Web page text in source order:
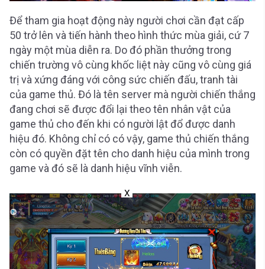
Để tham gia hoạt động này người chơi cần đạt cấp
50 trở lên và tiến hành theo hình thức mùa giải, cứ 7
ngày một mùa diễn ra. Do đó phần thưởng trong
chiến trường vô cùng khốc liệt này cũng vô cùng giá
trị và xứng đáng với công sức chiến đấu, tranh tài
của game thủ. Đó là tên server mà người chiến thắng
đang chơi sẽ được đổi lại theo tên nhân vật của
game thủ cho đến khi có người lật đổ được danh
hiệu đó. Không chỉ có có vậy, game thủ chiến thắng
còn có quyền đặt tên cho danh hiệu của mình trong
game và đó sẽ là danh hiệu vĩnh viễn.
X